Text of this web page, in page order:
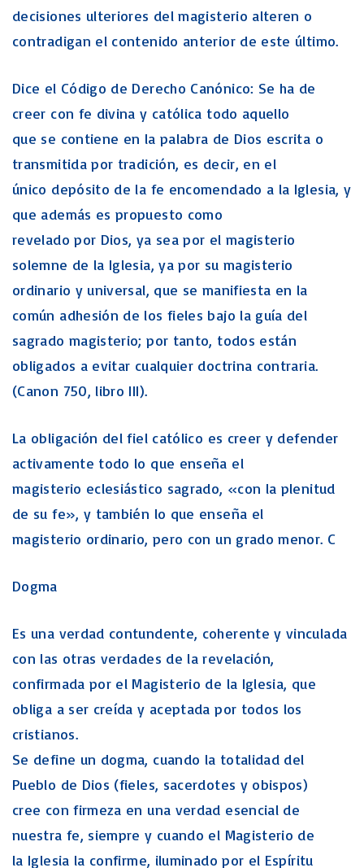
decisiones ulteriores del magisterio alteren o
contradigan el contenido anterior de este último.
Dice el Código de Derecho Canónico: Se ha de
creer con fe divina y católica todo aquello
que se contiene en la palabra de Dios escrita o
transmitida por tradición, es decir, en el
único depósito de la fe encomendado a la Iglesia, y
que además es propuesto como
revelado por Dios, ya sea por el magisterio
solemne de la Iglesia, ya por su magisterio
ordinario y universal, que se manifiesta en la
común adhesión de los fieles bajo la guía del
sagrado magisterio; por tanto, todos están
obligados a evitar cualquier doctrina contraria.
(Canon 750, libro III).
La obligación del fiel católico es creer y defender
activamente todo lo que enseña el
magisterio eclesiástico sagrado, «con la plenitud
de su fe», y también lo que enseña el
magisterio ordinario, pero con un grado menor. C
Dogma
Es una verdad contundente, coherente y vinculada
con las otras verdades de la revelación,
confirmada por el Magisterio de la Iglesia, que
obliga a ser creída y aceptada por todos los
cristianos.
Se define un dogma, cuando la totalidad del
Pueblo de Dios (fieles, sacerdotes y obispos)
cree con firmeza en una verdad esencial de
nuestra fe, siempre y cuando el Magisterio de
la Iglesia la confirme, iluminado por el Espíritu